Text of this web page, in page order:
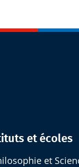
et écoles
et